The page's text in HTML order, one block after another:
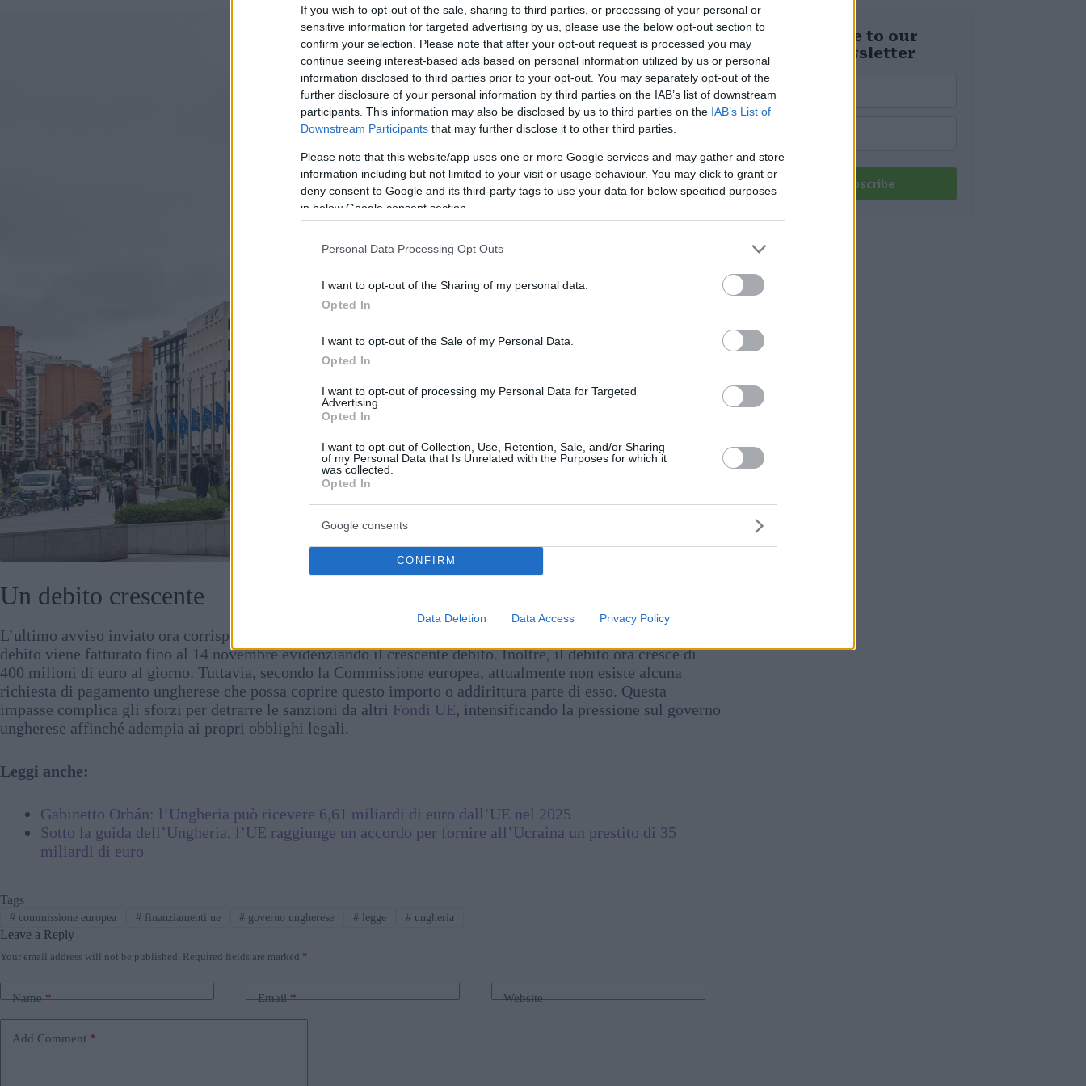
If you wish to opt-out of the sale, sharing to third parties, or processing of your personal or
sensitive information for targeted advertising by us, please use the below opt-out section to
confirm your selection. Please note that after your opt-out request is processed you may
continue seeing interest-based ads based on personal information utilized by us or personal
information disclosed to third parties prior to your opt-out. You may separately opt-out of the
further disclosure of your personal information by third parties on the IAB’s list of downstream
participants. This information may also be disclosed by us to third parties on the IAB’s List of
Downstream Participants that may further disclose it to other third parties.
Please note that this website/app uses one or more Google services and may gather and store
information including but not limited to your visit or usage behaviour. You may click to grant or
deny consent to Google and its third-party tags to use your data for below specified purposes
in below Google consent section.
Personal Data Processing Opt Outs
I want to opt-out of the Sharing of my personal data.
Opted In
I want to opt-out of the Sale of my Personal Data.
Opted In
I want to opt-out of processing my Personal Data for Targeted
Advertising.
Opted In
I want to opt-out of Collection, Use, Retention, Sale, and/or Sharing
of my Personal Data that Is Unrelated with the Purposes for which it
was collected.
Opted In
Google consents
CONFIRM
Data Deletion Data Access Privacy Policy
Foto: facebook.com/Commissione europea
Un debito crescente
L’ultimo avviso inviato ora corrisponde a un debito bimestrale di un milione di euro, il che significa che il
debito viene fatturato fino al 14 novembre evidenziando il crescente debito. Inoltre, il debito ora cresce di
400 milioni di euro al giorno. Tuttavia, secondo la Commissione europea, attualmente non esiste alcuna
richiesta di pagamento ungherese che possa coprire questo importo o addirittura parte di esso. Questa
impasse complica gli sforzi per detrarre le sanzioni da altri Fondi UE, intensificando la pressione sul governo
ungherese affinché adempia ai propri obblighi legali.
Leggi anche:
Gabinetto Orbán: l’Ungheria può ricevere 6,61 miliardi di euro dall’UE nel 2025
Sotto la guida dell’Ungheria, l’UE raggiunge un accordo per fornire all’Ucraina un prestito di 35
miliardi di euro
Tags
#commissione europea #finanziamenti ue # governo ungherese # legge # ungheria
Leave a Reply
Your email address will not be published. Required fields are marked *
Name* Email* Website
Add Comment *
Seconda guerra
mondiale da
tempo perduta
Subscribe to our
daily newsletter
Subscribe